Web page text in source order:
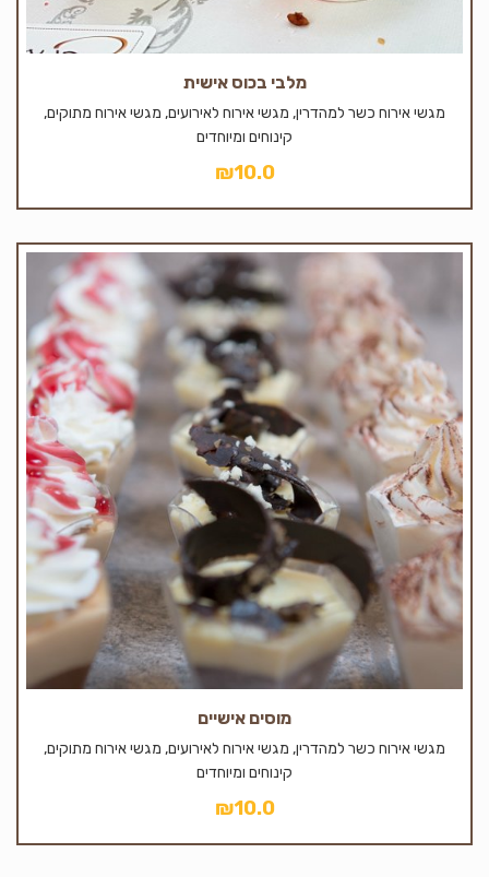
מלבי בכוס אישית
מגשי אירוח כשר למהדרין, מגשי אירוח לאירועים, מגשי אירוח מתוקים,
קינוחים ומיוחדים
₪10.0
מוסים אישיים
מגשי אירוח כשר למהדרין, מגשי אירוח לאירועים, מגשי אירוח מתוקים,
קינוחים ומיוחדים
₪10.0